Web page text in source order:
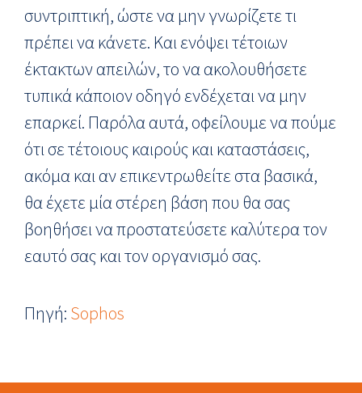
συντριπτική, ώστε να μην γνωρίζετε τι
πρέπει να κάνετε. Και ενόψει τέτοιων
έκτακτων απειλών, το να ακολουθήσετε
τυπικά κάποιον οδηγό ενδέχεται να μην
επαρκεί. Παρόλα αυτά, οφείλουμε να πούμε
ότι σε τέτοιους καιρούς και καταστάσεις,
ακόμα και αν επικεντρωθείτε στα βασικά,
θα έχετε μία στέρεη βάση που θα σας
βοηθήσει να προστατεύσετε καλύτερα τον
εαυτό σας και τον οργανισμό σας.
Πηγή: Sophos